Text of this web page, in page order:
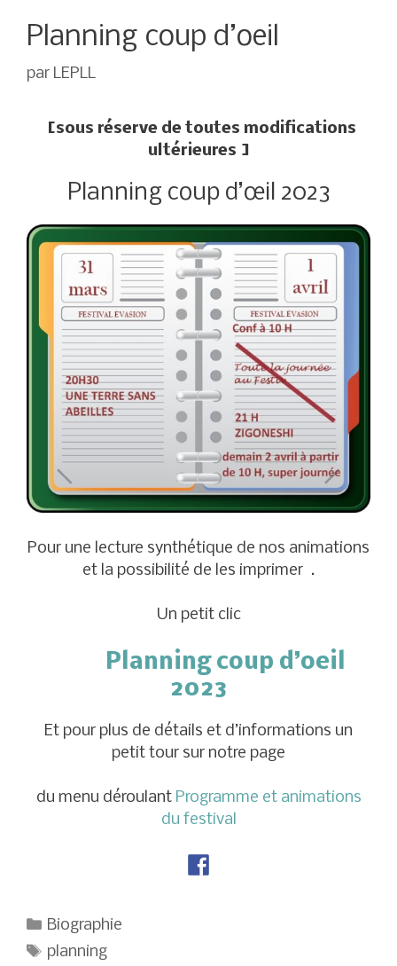
Planning coup d’oeil
par LEPLL
[sous réserve de toutes modifications
ultérieures ]
Planning coup d’œil 2023
Pour une lecture synthétique de nos animations
et la possibilité de les imprimer .
Un petit clic
Planning coup d’oeil
2023
Et pour plus de détails et d’informations un
petit tour sur notre page
du menu déroulant Programme et animations
du festival
Catégories
Biographie
Étiquettes
planning